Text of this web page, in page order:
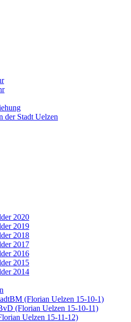
der Stadt Uelzen
2020
2019
2018
2017
2016
2015
2014
(Florian Uelzen 15-10-1)
(Florian Uelzen 15-10-11)
Uelzen 15-11-12)